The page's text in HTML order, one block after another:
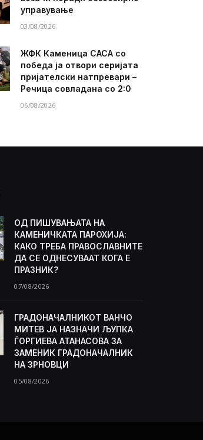
управување
03/08/2026
ЖФК Каменица САСА со
победа ја отвори серијата
пријателски натпревари –
Речица совладана со 2:0
06/08/2026
ОД ПИШУВАЊАТА НА
КАМЕНИЧКАТА ПАРОХИЈА:
КАКО ТРЕБА ПРАВОСЛАВНИТЕ
ДА СЕ ОДНЕСУВААТ КОГА Е
ПРАЗНИК?
07/08/2026
ГРАДОНАЧАЛНИКОТ ВАНЧО
МИТЕВ ЈА НАЗНАЧИ ЉУПКА
ЃОРГИЕВА АТАНАСОВА ЗА
ЗАМЕНИК ГРАДОНАЧАЛНИК
НА ЗРНОВЦИ
05/08/2026